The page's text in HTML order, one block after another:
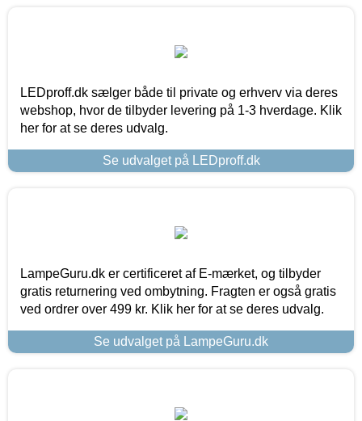
LEDproff.dk sælger både til private og erhverv via deres
webshop, hvor de tilbyder levering på 1-3 hverdage. Klik
her for at se deres udvalg.
Se udvalget på LEDproff.dk
LampeGuru.dk er certificeret af E-mærket, og tilbyder
gratis returnering ved ombytning. Fragten er også gratis
ved ordrer over 499 kr. Klik her for at se deres udvalg.
Se udvalget på LampeGuru.dk